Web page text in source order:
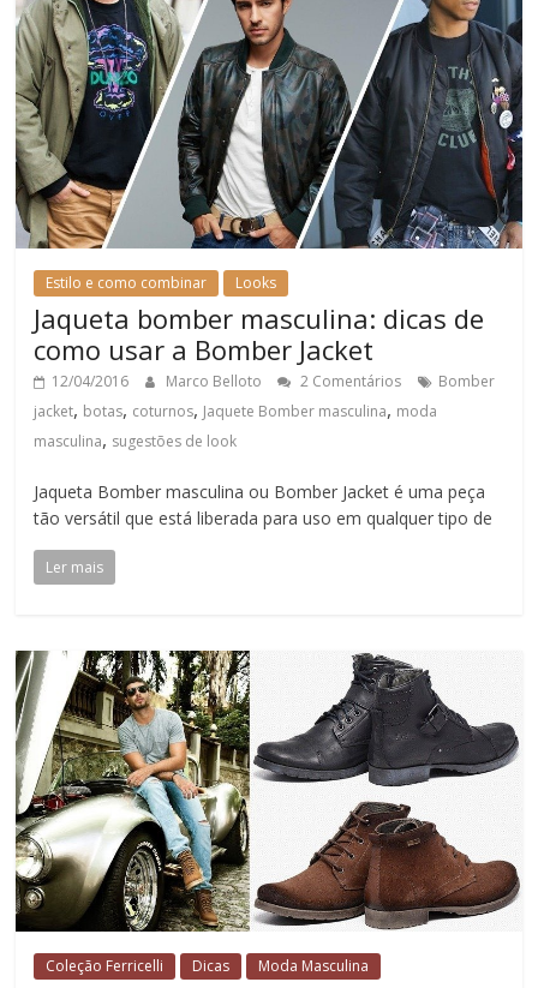
Estilo e como combinar Looks
Jaqueta bomber masculina: dicas de
como usar a Bomber Jacket
12/04/2016 Marco Belloto 2 Comentários
Bomber
jacket, botas, coturnos, Jaquete Bomber masculina, moda
masculina, sugestões de look
Jaqueta Bomber masculina ou Bomber Jacket é uma peça
tão versátil que está liberada para uso em qualquer tipo de
Ler mais
Coleção Ferricelli Dicas Moda Masculina